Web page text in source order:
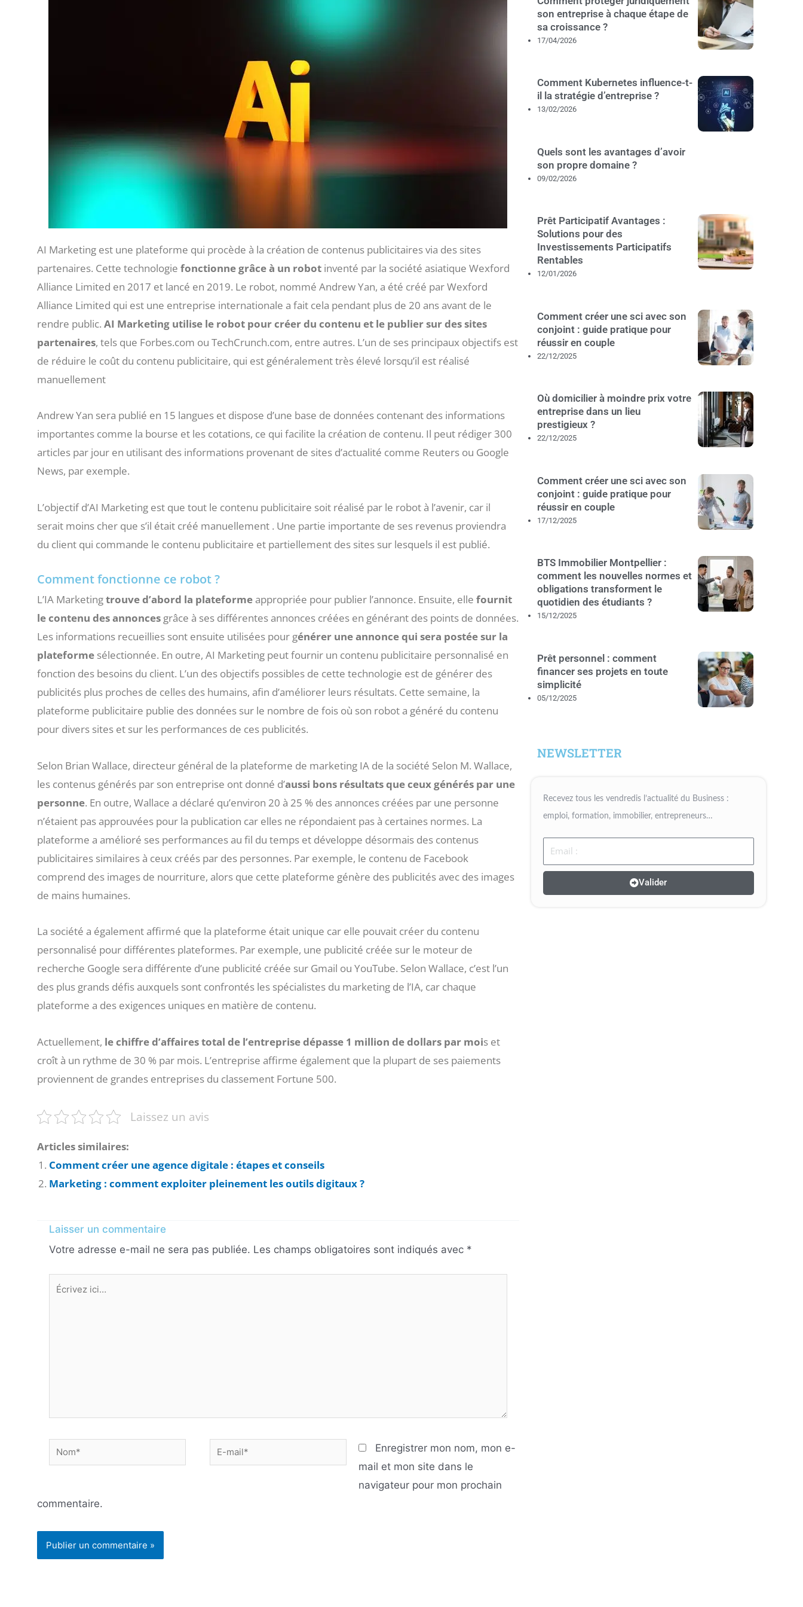
AI Marketing est une plateforme qui procède à la création de contenus publicitaires via des sites
partenaires. Cette technologie fonctionne grâce à un robot inventé par la société asiatique Wexford
Alliance Limited en 2017 et lancé en 2019. Le robot, nommé Andrew Yan, a été créé par Wexford
Alliance Limited qui est une entreprise internationale a fait cela pendant plus de 20 ans avant de le
rendre public. AI Marketing utilise le robot pour créer du contenu et le publier sur des sites
partenaires, tels que Forbes.com ou TechCrunch.com, entre autres. L’un de ses principaux objectifs est
de réduire le coût du contenu publicitaire, qui est généralement très élevé lorsqu’il est réalisé
manuellement
Andrew Yan sera publié en 15 langues et dispose d’une base de données contenant des informations
importantes comme la bourse et les cotations, ce qui facilite la création de contenu. Il peut rédiger 300
articles par jour en utilisant des informations provenant de sites d’actualité comme Reuters ou Google
News, par exemple.
L’objectif d’AI Marketing est que tout le contenu publicitaire soit réalisé par le robot à l’avenir, car il
serait moins cher que s’il était créé manuellement . Une partie importante de ses revenus proviendra
du client qui commande le contenu publicitaire et partiellement des sites sur lesquels il est publié.
Comment fonctionne ce robot ?
L’IA Marketingtrouve d’abord la plateformeappropriée pour publier l’annonce. Ensuite, elle fournit
le contenu des annonces grâce à ses différentes annonces créées en générant des points de données.
Les informations recueillies sont ensuite utilisées pour générer une annonce qui sera postée sur la
plateforme sélectionnée. En outre, AI Marketing peut fournir un contenu publicitaire personnalisé en
fonction des besoins du client. L’un des objectifs possibles de cette technologie est de générer des
publicités plus proches de celles des humains, afin d’améliorer leurs résultats. Cette semaine, la
plateforme publicitaire publie des données sur le nombre de fois où son robot a généré du contenu
pour divers sites et sur les performances de ces publicités.
Selon Brian Wallace, directeur général de la plateforme de marketing IA de la société Selon M. Wallace,
les contenus générés par son entreprise ont donné d’aussi bons résultats que ceux générés par une
personne. En outre, Wallace a déclaré qu’environ 20 à 25 % des annonces créées par une personne
n’étaient pas approuvées pour la publication car elles ne répondaient pas à certaines normes. La
plateforme a amélioré ses performances au fil du temps et développe désormais des contenus
publicitaires similaires à ceux créés par des personnes. Par exemple, le contenu de Facebook
comprend des images de nourriture, alors que cette plateforme génère des publicités avec des images
de mains humaines.
La société a également affirmé que la plateforme était unique car elle pouvait créer du contenu
personnalisé pour différentes plateformes. Par exemple, une publicité créée sur le moteur de
recherche Google sera différente d’une publicité créée sur Gmail ou YouTube. Selon Wallace, c’est l’un
des plus grands défis auxquels sont confrontés les spécialistes du marketing de l’IA, car chaque
plateforme a des exigences uniques en matière de contenu.
Actuellement, le chiffre d’affaires total de l’entreprise dépasse 1 million de dollars par mois et
croît à un rythme de 30 % par mois. L’entreprise affirme également que la plupart de ses paiements
proviennent de grandes entreprises du classement Fortune 500.
Laissez un avis
Articles similaires:
Comment créer une agence digitale : étapes et conseils
Marketing : comment exploiter pleinement les outils digitaux ?
Laisser un commentaire
Votre adresse e-mail ne sera pas publiée. Les champs obligatoires sont indiqués avec *
Écrivez
Nom*
E-
mail*
Enregistrer mon nom, mon e-
mail et mon site dans le
navigateur pour mon prochain
commentaire.
son entreprise à chaque étape de
sa croissance ?
17/04/2026
Comment Kubernetes influence-t-
il la stratégie d’entreprise ?
13/02/2026
Quels sont les avantages d’avoir
son propre domaine ?
09/02/2026
Prêt Participatif Avantages :
Solutions pour des
Investissements Participatifs
Rentables
12/01/2026
Comment créer une sci avec son
conjoint : guide pratique pour
réussir en couple
22/12/2025
Où domicilier à moindre prix votre
entreprise dans un lieu
prestigieux ?
22/12/2025
Comment créer une sci avec son
conjoint : guide pratique pour
réussir en couple
17/12/2025
BTS Immobilier Montpellier :
comment les nouvelles normes et
obligations transforment le
quotidien des étudiants ?
15/12/2025
Prêt personnel : comment
financer ses projets en toute
simplicité
05/12/2025
NEWSLETTER
Recevez tous les vendredis l’actualité du Business :
emploi, formation, immobilier, entrepreneurs…
Email
Valider